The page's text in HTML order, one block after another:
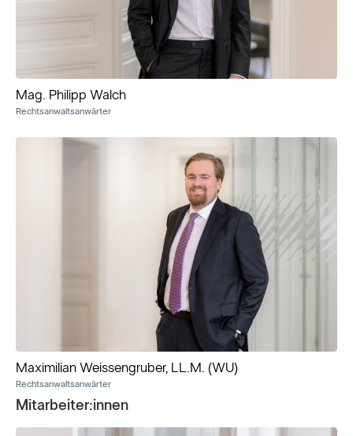
Mag. Philipp Walch
Rechtsanwaltsanwärter
Maximilian Weissengruber, LL.M. (WU)
Rechtsanwaltsanwärter
Mitarbeiter:innen